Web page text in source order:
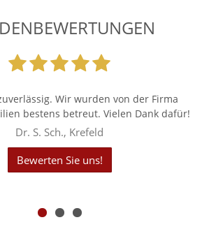
Wir wurden von der Firma
bestens betreut. Vielen Dank dafür!
Dr. S. Sch., Krefeld
Bewerten Sie uns!